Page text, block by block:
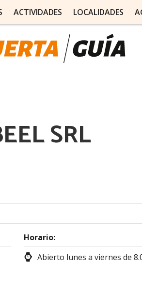
ACTIVIDADES LOCALIDADES
SRL
Horario:
Abierto lunes a viernes de